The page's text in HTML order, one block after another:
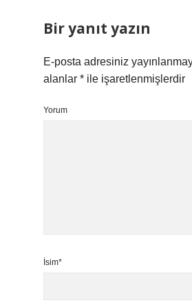
Bir yanıt yazın
E-posta adresiniz
alanlar * ile işaretlenmişlerdir
Yorum
İsim*